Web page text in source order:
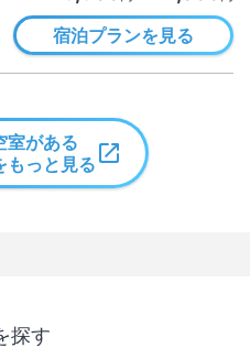
宿泊プランを見る
室がある
もっと見る
探す